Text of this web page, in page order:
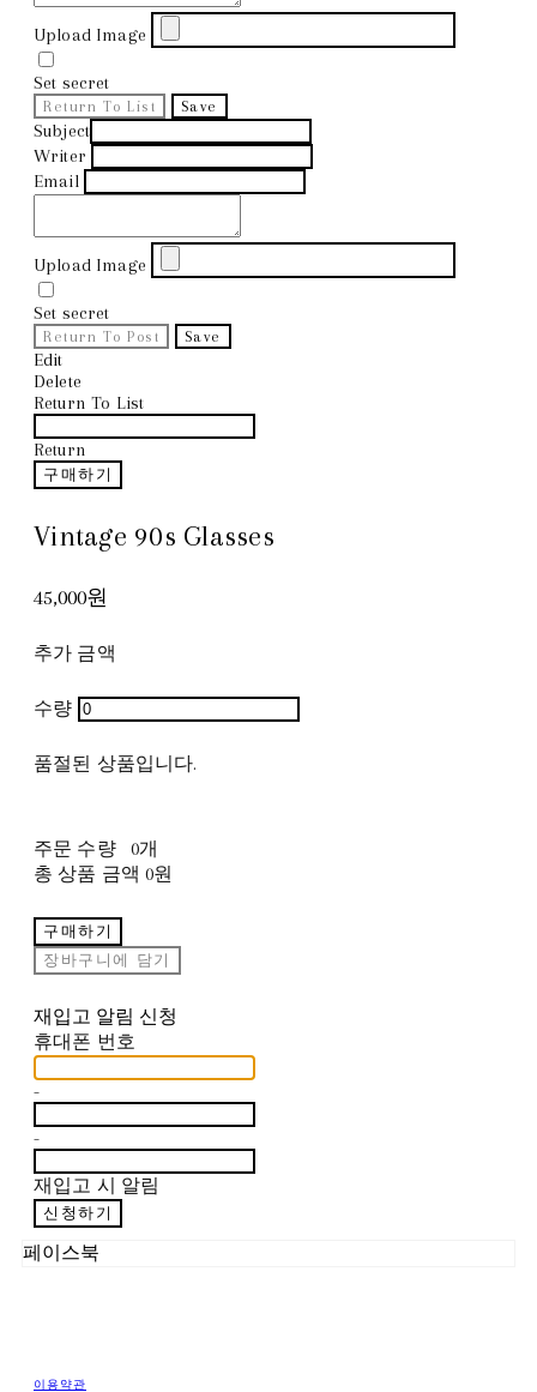
Upload Image
Set secret
Return To List Save
Subject
Writer
Email
Upload Image
Set secret
Return To Post Save
Edit
Delete
Return To List
Return
구매하기
Vintage 90s Glasses
45,000원
추가 금액
수량
품절된 상품입니다.
주문 수량
0개
총 상품 금액 0원
구매하기
장바구니에 담기
재입고 알림 신청
휴대폰 번호
-
-
재입고 시 알림
신청하기
페이스북
이용약관